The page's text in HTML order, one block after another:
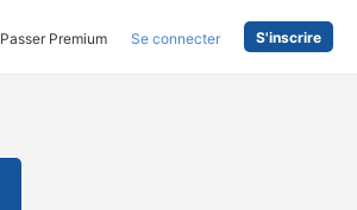
Passer Premium Se connecter S'inscrire